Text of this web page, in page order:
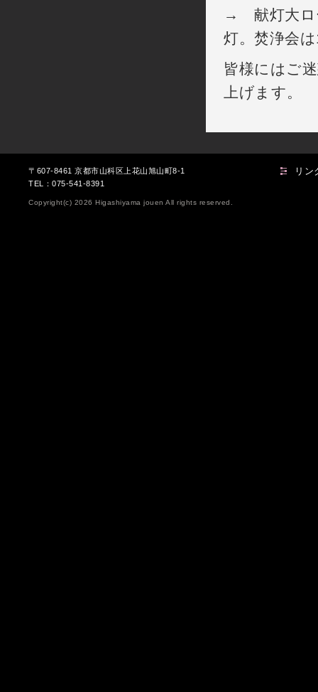
→ 献灯大ロ
灯。焚浄会
皆様にはご
上げます。
〒607-8461 京都市山科区上花山旭山町8-1
TEL：075-541-8391
Copyright(c) 2026 Higashiyama jouen All rights reserved.
リン